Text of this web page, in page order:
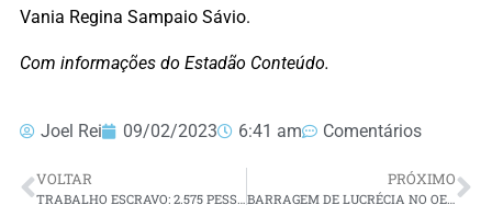
Vania Regina Sampaio Sávio.
Com informações do Estadão Conteúdo.
Joel Rei 09/02/2023 6:41 am Comentários
VOLTAR
TRABALHO ESCRAVO: 2.575 PESSOAS FORAM RESGATADAS EM 2022
PRÓXIMO
BARRAGEM DE LUCRÉCIA NO OESTE POTIGUAR RECEBE NOVAS INTERVENÇÕES